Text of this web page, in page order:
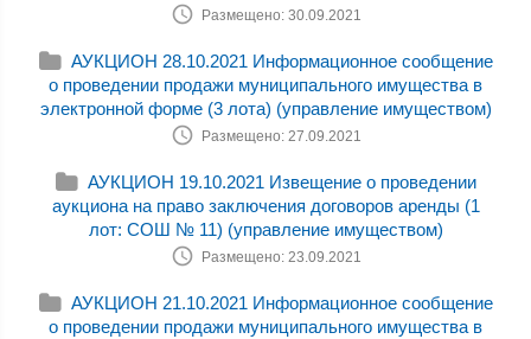
Размещено: 30.09.2021
АУКЦИОН 28.10.2021 Информационное сообщение
о проведении продажи муниципального имущества в
электронной форме (3 лота) (управление имуществом)
Размещено: 27.09.2021
АУКЦИОН 19.10.2021 Извещение о проведении
аукциона на право заключения договоров аренды (1
лот: СОШ № 11) (управление имуществом)
Размещено: 23.09.2021
АУКЦИОН 21.10.2021 Информационное сообщение
о проведении продажи муниципального имущества в